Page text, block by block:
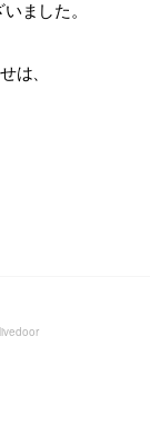
ました。
は、
livedoor